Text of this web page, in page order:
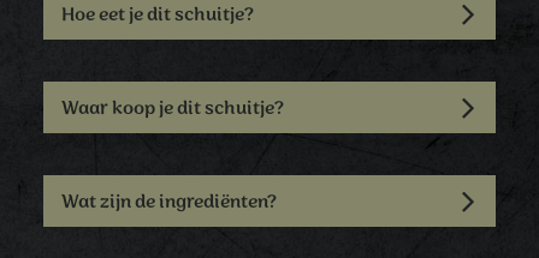
Hoe eet je dit schuitje?
Waar koop je dit schuitje?
Wat zijn de ingrediënten?